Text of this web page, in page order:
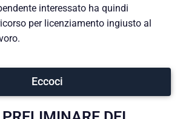
interessato ha quindi
per licenziamento ingiusto al
Eccoci